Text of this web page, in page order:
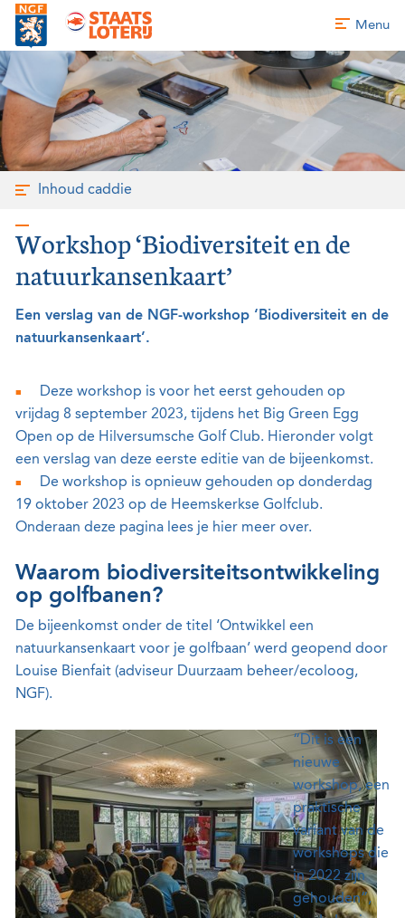
Menu
Inhoud caddie
Workshop ‘Biodiversiteit en de
natuurkansenkaart’
Een verslag van de NGF-workshop ‘Biodiversiteit en de
natuurkansenkaart’.
Deze workshop is voor het eerst gehouden op
vrijdag 8 september 2023, tijdens het Big Green Egg
Open op de Hilversumsche Golf Club. Hieronder volgt
een verslag van deze eerste editie van de bijeenkomst.
De workshop is opnieuw gehouden op donderdag
19 oktober 2023 op de Heemskerkse Golfclub.
Onderaan deze pagina lees je hier meer over.
Waarom biodiversiteitsontwikkeling
op golfbanen?
De bijeenkomst onder de titel ‘Ontwikkel een
natuurkansenkaart voor je golfbaan’ werd geopend door
Louise Bienfait (adviseur Duurzaam beheer/ecoloog,
NGF).
“Dit is een
nieuwe
workshop, een
praktische
variant van de
workshops die
in 2022 zijn
gehouden”,